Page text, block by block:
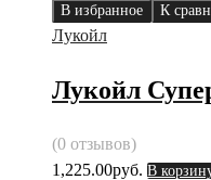
В избранное К
Лукойл
Лукойл
(0 отзывов)
1,225.00руб. В